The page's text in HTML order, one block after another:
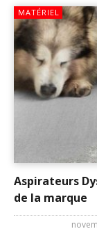
MATÉRIEL
Aspirateurs
de la marque